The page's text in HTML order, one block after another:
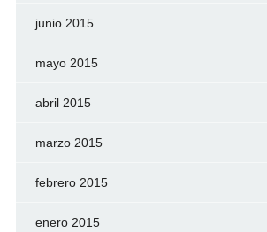
junio 2015
mayo 2015
abril 2015
marzo 2015
febrero 2015
enero 2015